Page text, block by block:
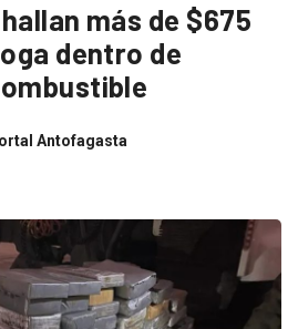
más de $675
dentro de
Antofagasta